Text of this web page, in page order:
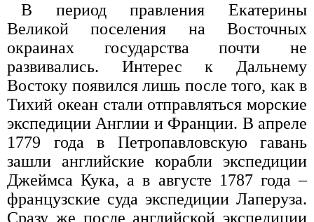
В период правления Екатерины
Великой поселения на Восточных
окраинах государства почти не
развивались. Интерес к Дальнему
Востоку появился лишь после того, как в
Тихий океан стали отправляться морские
экспедиции Англии и Франции. В апреле
1779 года в Петропавловскую гавань
зашли английские корабли экспедиции
Джеймса Кука, а в августе 1787 года –
французские суда экспедиции Лаперуза.
Сразу же после английской экспедиции